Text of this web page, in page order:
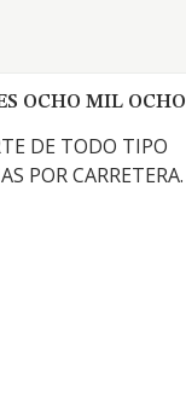
OCHO MIL OCHO
DE TODO TIPO
POR CARRETERA.